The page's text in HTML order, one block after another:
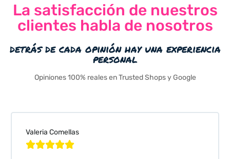
La satisfacción de nuestros
clientes habla de nosotros
detrás de cada opinión hay una experiencia
personal
Opiniones 100% reales en Trusted Shops y Google
Valeria Comellas
